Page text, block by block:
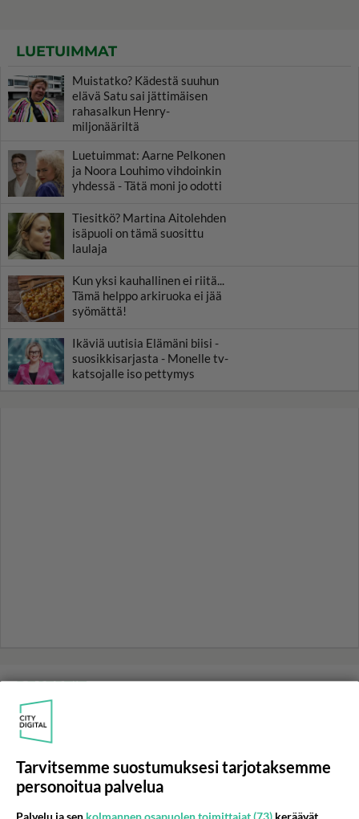
LUETUIMMAT
Muistatko? Kädestä suuhun
elävä Satu sai jättimäisen
rahasalkun Henry-
miljonääriltä
Luetuimmat: Aarne Pelkonen
ja Noora Louhimo vihdoinkin
yhdessä - Tätä moni jo odotti
Tiesitkö? Martina Aitolehden
isäpuoli on tämä suosittu
laulaja
Kun yksi kauhallinen ei riitä...
Tämä helppo arkiruoka ei jää
syömättä!
Ikäviä uutisia Elämäni biisi -
suosikkisarjasta - Monelle tv-
katsojalle iso pettymys
RESEPTIT
Toscakakku maistuu monena
päivänä, sillä se säilyy
Tarvitsemme suostumuksesi tarjotaksemme
personoitua palvelua
Palvelu ja sen kolmannen osapuolen toimittajat (73) keräävät